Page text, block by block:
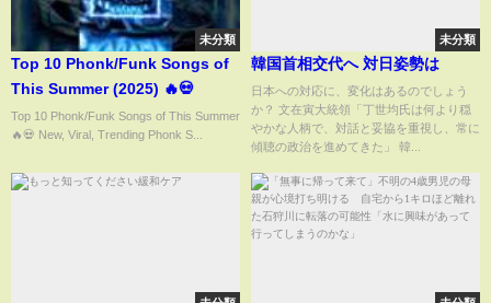
未分類
Top 10 Phonk/Funk Songs of
This Summer (2025) 🔥💀
Top 10 Phonk/Funk Songs of This Summer
🔥💀 New, Viral, Trending Phonk S...
未分類
韓国首相交代へ 対日姿勢は
日本への対応に、変化はあるのでしょう
か？ 文在寅大統領「丁世均氏は何より穏
やかな人柄で、対話と妥協を重視し、常に
傾聴の政治を進めてきた」 韓...